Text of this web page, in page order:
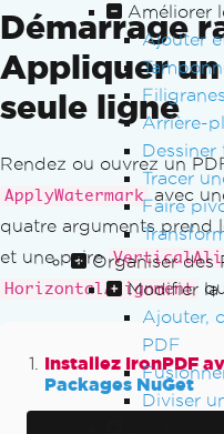
Améliorer
Ajouter
Arrière-
Tracer
Faire
Organiser des
Modifier la
Ajouter,
PDF
Diviser
Démarrage
Appliquer
seule ligne
Rendez ou ouvrez un
ApplyWatermark avec
quatre arguments prend
et une paire
HorizontalAlignment
Installez IronPDF
Packages NuGet